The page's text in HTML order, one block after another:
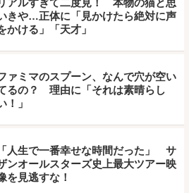
きや…正体に「見かけたら絶対に声
かける」「天才」
ァミマのスプーン、なんで穴が空い
るの？ 理由に「それは素晴らし
！」
「人生で一番幸せな時間だった」 サ
ンオールスターズ史上最大ツアー映
を見逃すな！